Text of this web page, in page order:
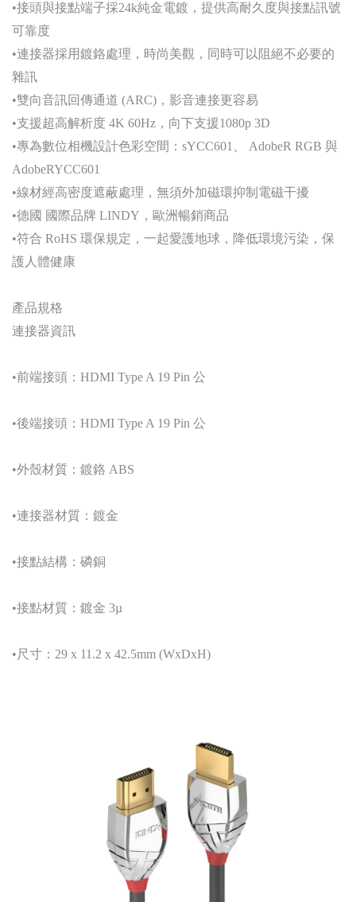
•接頭與接點端子採24k純金電鍍，提供高耐久度與接點訊號
可靠度
•連接器採用鍍鉻處理，時尚美觀，同時可以阻絕不必要的
雜訊
•雙向音訊回傳通道 (ARC)，影音連接更容易
•支援超高解析度 4K 60Hz，向下支援1080p 3D
•專為數位相機設計色彩空間：sYCC601、 AdobeR RGB 與
AdobeRYCC601
•線材經高密度遮蔽處理，無須外加磁環抑制電磁干擾
•德國 國際品牌 LINDY，歐洲暢銷商品
•符合 RoHS 環保規定，一起愛護地球，降低環境污染，保
護人體健康
產品規格
連接器資訊
•前端接頭：HDMI Type A 19 Pin 公
•後端接頭：HDMI Type A 19 Pin 公
•外殼材質：鍍鉻 ABS
•連接器材質：鍍金
•接點結構：磷銅
•接點材質：鍍金 3µ
•尺寸：29 x 11.2 x 42.5mm (WxDxH)